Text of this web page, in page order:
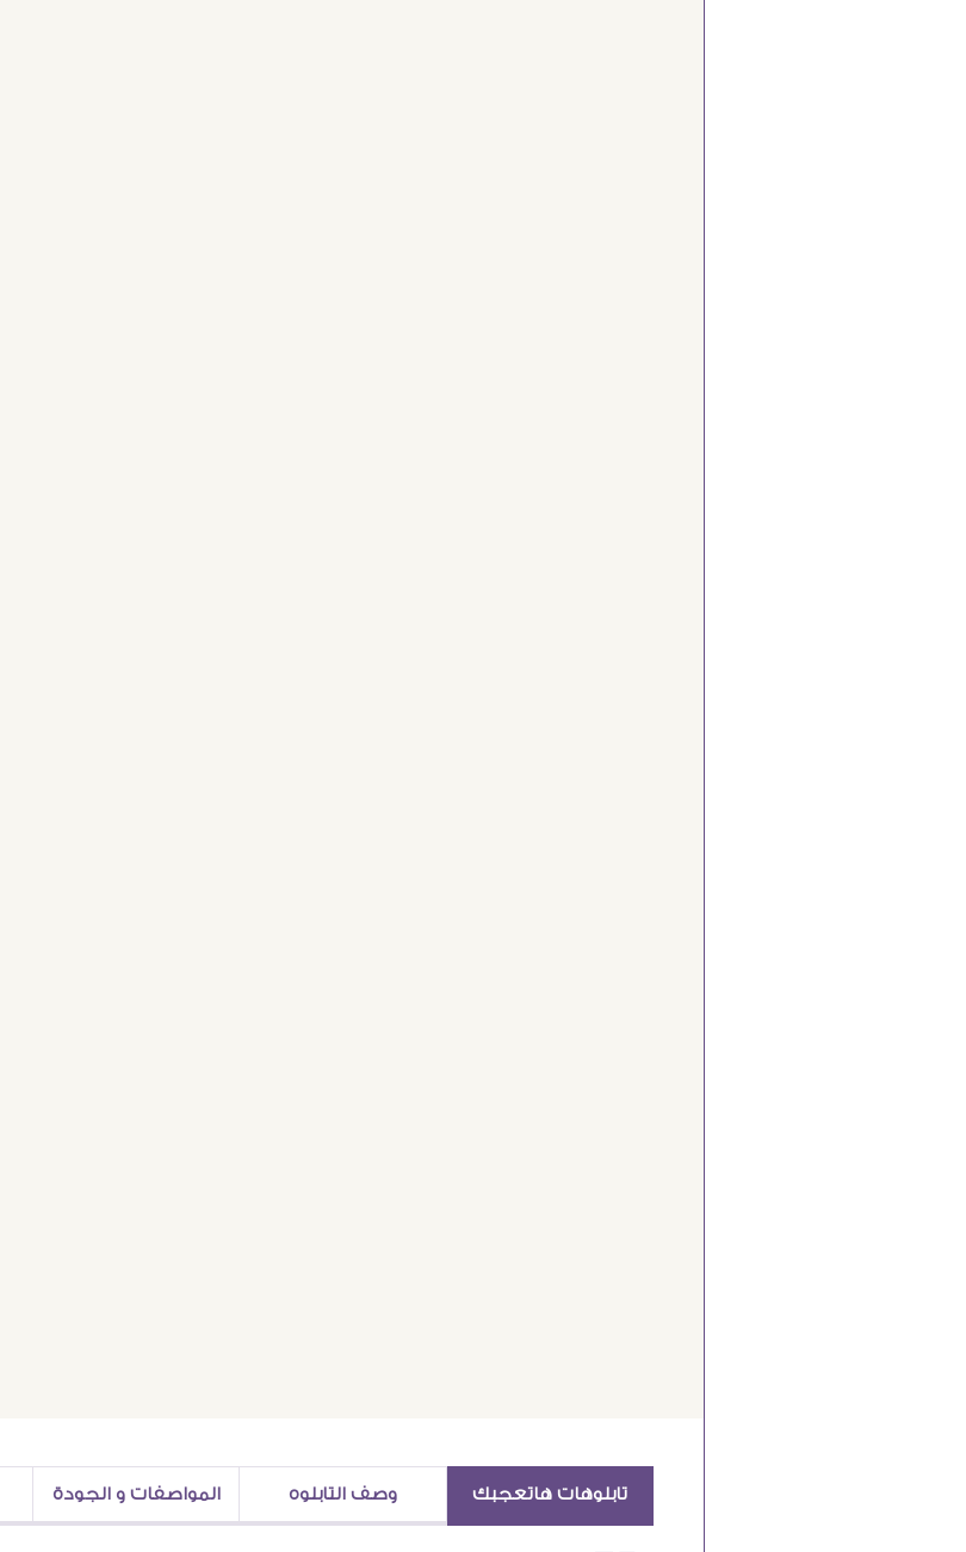
تابلوهات هاتعجبك وصف التابلوه المواصفات و الجودة